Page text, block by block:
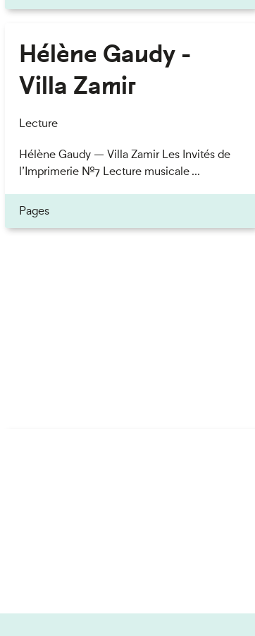
Hélène Gaudy -
Villa Zamir
Lecture
Hélène Gaudy — Villa Zamir Les Invités de
l’Imprimerie n°7 Lecture musicale ...
Pages
des cookies